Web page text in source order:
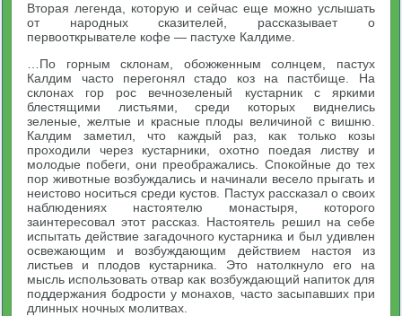
Вторая легенда, которую и сейчас еще можно услышать
от народных сказителей, рассказывает о
первооткрывателе кофе — пастухе Калдиме.
…По горным склонам, обожженным солнцем, пастух
Калдим часто перегонял стадо коз на пастбище. На
склонах гор рос вечнозеленый кустарник с яркими
блестящими листьями, среди которых виднелись
зеленые, желтые и красные плоды величиной с вишню.
Калдим заметил, что каждый раз, как только козы
проходили через кустарники, охотно поедая листву и
молодые побеги, они преображались. Спокойные до тех
пор животные возбуждались и начинали весело прыгать и
неистово носиться среди кустов. Пастух рассказал о своих
наблюдениях настоятелю монастыря, которого
заинтересовал этот рассказ. Настоятель решил на себе
испытать действие загадочного кустарника и был удивлен
освежающим и возбуждающим действием настоя из
листьев и плодов кустарника. Это натолкнуло его на
мысль использовать отвар как возбуждающий напиток для
поддержания бодрости у монахов, часто засыпавших при
длинных ночных молитвах.